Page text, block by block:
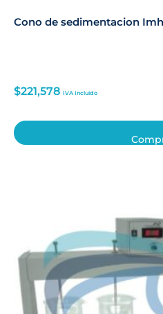
Cono de sedimentacion
$221,578 IVA Incluido